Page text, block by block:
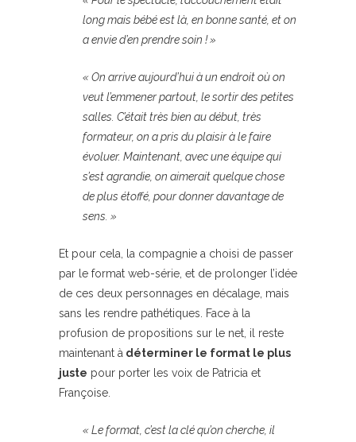
long mais bébé est là, en bonne santé, et on
a envie d’en prendre soin ! »
« On arrive aujourd’hui à un endroit où on
veut l’emmener partout, le sortir des petites
salles. C’était très bien au début, très
formateur, on a pris du plaisir à le faire
évoluer. Maintenant, avec une équipe qui
s’est agrandie, on aimerait quelque chose
de plus étoffé, pour donner davantage de
sens. »
Et pour cela, la compagnie a choisi de passer
par le format web-série, et de prolonger l’idée
de ces deux personnages en décalage, mais
sans les rendre pathétiques. Face à la
profusion de propositions sur le net, il reste
maintenant à déterminer le format le plus
juste pour porter les voix de Patricia et
Françoise.
« Le format, c’est la clé qu’on cherche, il